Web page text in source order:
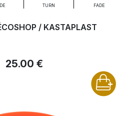
TURN FADE
/ KASTAPLAST
25.00 €